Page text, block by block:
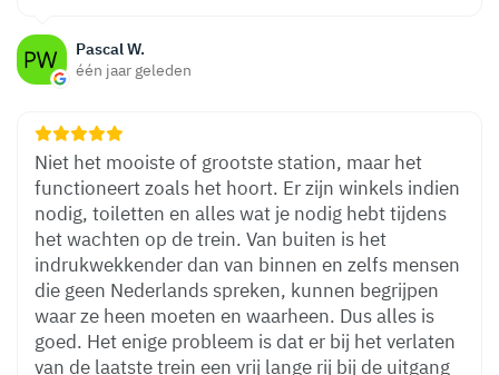
Pascal W.
één jaar geleden
Niet het mooiste of grootste station, maar het
functioneert zoals het hoort. Er zijn winkels indien
nodig, toiletten en alles wat je nodig hebt tijdens
het wachten op de trein. Van buiten is het
indrukwekkender dan van binnen en zelfs mensen
die geen Nederlands spreken, kunnen begrijpen
waar ze heen moeten en waarheen. Dus alles is
goed. Het enige probleem is dat er bij het verlaten
van de laatste trein een vrij lange rij bij de uitgang